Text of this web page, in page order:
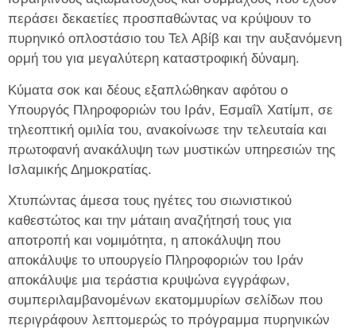
περάσει δεκαετίες προσπαθώντας να κρύψουν το
πυρηνικό οπλοστάσιο του Τελ Αβίβ και την αυξανόμενη
ορμή του για μεγαλύτερη καταστροφική δύναμη.
Κύματα σοκ και δέους εξαπλώθηκαν αφότου ο
Υπουργός Πληροφοριών του Ιράν, Εσμαΐλ Χατίμπ, σε
τηλεοπτική ομιλία του, ανακοίνωσε την τελευταία και
πρωτοφανή ανακάλυψη των μυστικών υπηρεσιών της
Ισλαμικής Δημοκρατίας.
Χτυπώντας άμεσα τους ηγέτες του σιωνιστικού
καθεστώτος και την μάταιη αναζήτησή τους για
αποτροπή και νομιμότητα, η αποκάλυψη που
αποκάλυψε το υπουργείο Πληροφοριών του Ιράν
αποκάλυψε μια τεράστια κρυψώνα εγγράφων,
συμπεριλαμβανομένων εκατομμυρίων σελίδων που
περιγράφουν λεπτομερώς το πρόγραμμα πυρηνικών